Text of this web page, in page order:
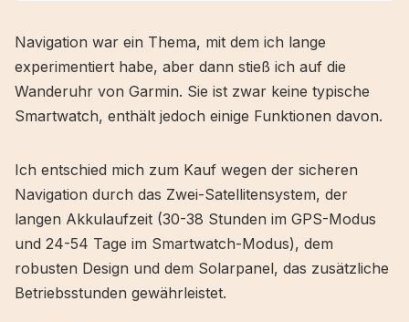
Navigation war ein Thema, mit dem ich lange
experimentiert habe, aber dann stieß ich auf die
Wanderuhr von Garmin. Sie ist zwar keine typische
Smartwatch, enthält jedoch einige Funktionen davon.
Ich entschied mich zum Kauf wegen der sicheren
Navigation durch das Zwei-Satellitensystem, der
langen Akkulaufzeit (30-38 Stunden im GPS-Modus
und 24-54 Tage im Smartwatch-Modus), dem
robusten Design und dem Solarpanel, das zusätzliche
Betriebsstunden gewährleistet.